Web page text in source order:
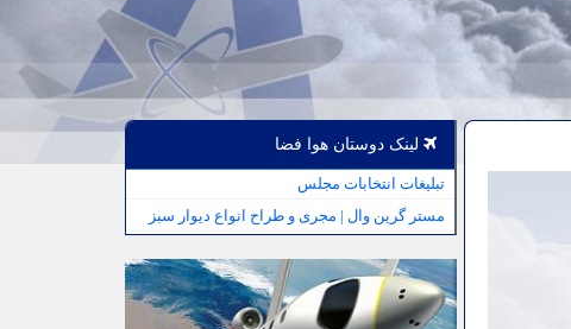
لینک دوستان هوا فضا
تبلیغات انتخابات مجلس
مستر گرین وال | مجری و طراح انواع دیوار سبز